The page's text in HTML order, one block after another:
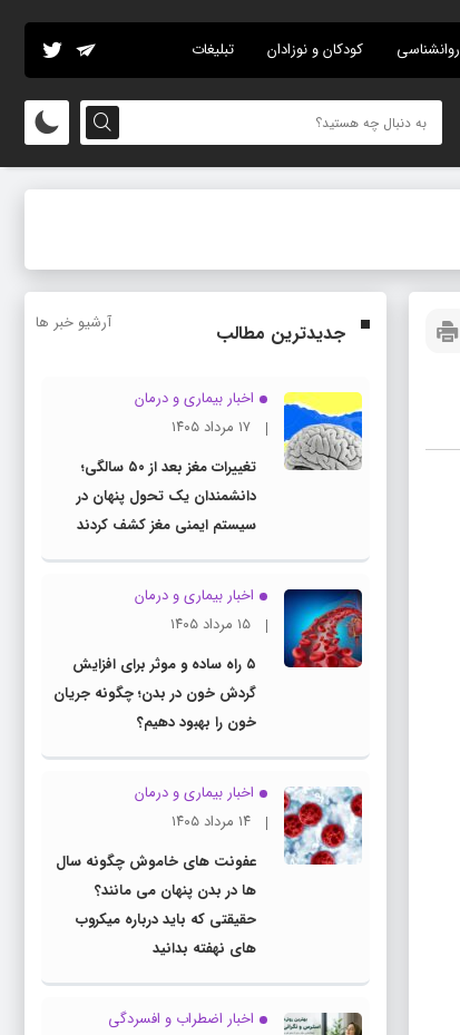
روانشناسی کودکان و نوزادان تبلیغات
جدیدترین مطالب آرشیو خبر ها
اخبار بیماری و درمان
۱۷ مرداد ۱۴۰۵
تغییرات مغز بعد از ۵۰ سالگی؛
دانشمندان یک تحول پنهان در
سیستم ایمنی مغز کشف کردند
اخبار بیماری و درمان
۱۵ مرداد ۱۴۰۵
۵ راه ساده و موثر برای افزایش
گردش خون در بدن؛ چگونه جریان
خون را بهبود دهیم؟
اخبار بیماری و درمان
۱۴ مرداد ۱۴۰۵
عفونت های خاموش چگونه سال
ها در بدن پنهان می مانند؟
حقیقتی که باید درباره میکروب
های نهفته بدانید
اخبار اضطراب و افسردگی